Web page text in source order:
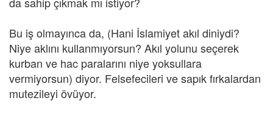
Bu iş olmayınca da, (Hani İslamiyet akıl diniydi?
Niye aklını kullanmıyorsun? Akıl yolunu seçerek
kurban ve hac paralarını niye yoksullara
vermiyorsun) diyor. Felsefecileri ve sapık fırkalardan
mutezileyi övüyor.